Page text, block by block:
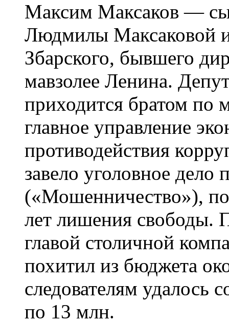
Максим Максаков —
Людмилы Максаковой
Збарского, бывшего
мавзолее Ленина.
приходится братом по
главное управление
противодействия
завело уголовное дело
(«Мошенничество»),
лет лишения свободы.
главой столичной
похитил из бюджета
следователям удалось
по 13 млн.